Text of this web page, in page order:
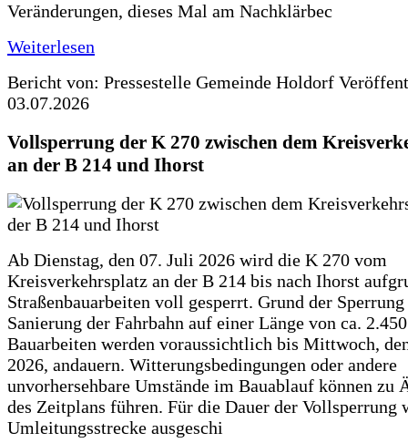
Veränderungen, dieses Mal am Nachklärbec
Weiterlesen
Bericht von: Pressestelle Gemeinde Holdorf
03.07.2026
Vollsperrung der K 270 zwischen dem
an der B 214 und Ihorst
Ab Dienstag, den 07. Juli 2026 wird die K 270 vom
Kreisverkehrsplatz an der B 214 bis nach Ihorst
Straßenbauarbeiten voll gesperrt. Grund der
Sanierung der Fahrbahn auf einer Länge von ca.
Bauarbeiten werden voraussichtlich bis Mittwoch,
2026, andauern. Witterungsbedingungen oder andere
unvorhersehbare Umstände im Bauablauf können zu
des Zeitplans führen. Für die Dauer der Vollsperrung
Umleitungsstrecke ausgeschi